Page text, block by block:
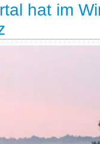
hat im